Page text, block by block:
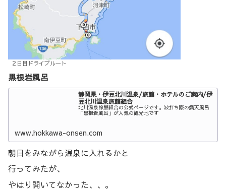
２日目ドライブルート
黒根岩風呂
静岡県・伊豆北川温泉/旅館・ホテルのご案内/伊
豆北川温泉旅館組合
北川温泉旅館組合の公式ページです。波打ち際の露天風呂
「黒根岩風呂」が人気の観光地です
www.hokkawa-onsen.com
朝日をみながら温泉に入れるかと
行ってみたが、
やはり開いてなかった、、。